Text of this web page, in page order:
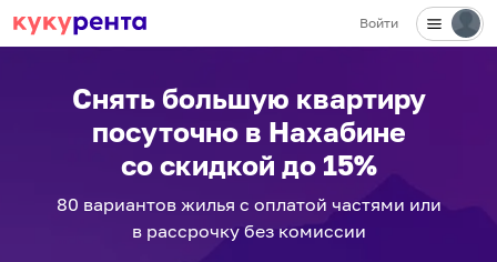
Войти
Снять большую квартиру
посуточно в Нахабине
со скидкой до 15%
80 вариантовжилья с оплатой частями или
в рассрочку без комиссии